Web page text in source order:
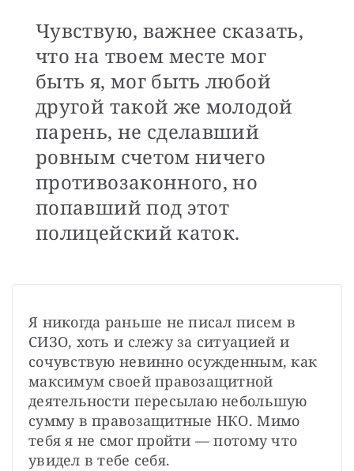
Чувствую, важнее сказать,
что на твоем месте мог
быть я, мог быть любой
другой такой же молодой
парень, не сделавший
ровным счетом ничего
противозаконного, но
попавший под этот
полицейский каток.
Я никогда раньше не писал писем в
СИЗО, хоть и слежу за ситуацией и
сочувствую невинно осужденным, как
максимум своей правозащитной
деятельности пересылаю небольшую
сумму в правозащитные НКО. Мимо
тебя я не смог пройти — потому что
увидел в тебе себя.